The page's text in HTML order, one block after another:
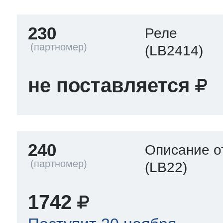
230
Реле
(LB2414)
не поставляется
240
Описание
(LB22)
1742